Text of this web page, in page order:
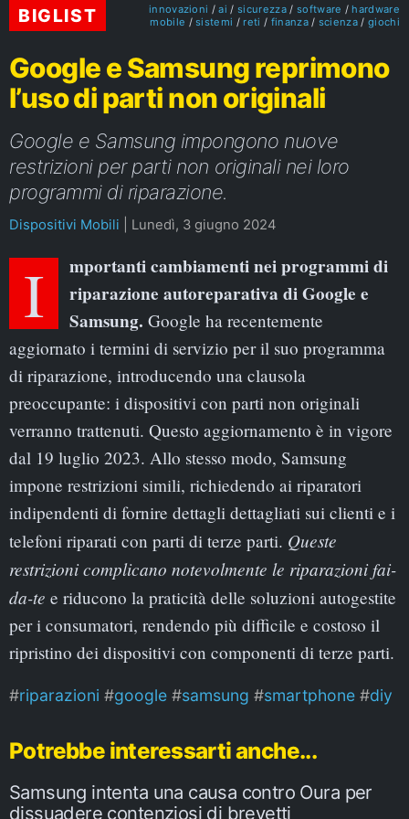
BIGLIST innovazioni ai sicurezza software
hardware
mobile
sistemi reti finanza scienza giochi
Google e Samsung reprimono
l’uso di parti non originali
Google e Samsung impongono nuove
restrizioni per parti non originali nei loro
programmi di riparazione.
Dispositivi Mobili Lunedì, 3 giugno 2024
Importanti cambiamenti nei programmi di
riparazione autoreparativa di Google e
Samsung. Google ha recentemente
aggiornato i termini di servizio per il suo programma
di riparazione, introducendo una clausola
preoccupante: i dispositivi con parti non originali
verranno trattenuti. Questo aggiornamento è in vigore
dal 19 luglio 2023. Allo stesso modo, Samsung
impone restrizioni simili, richiedendo ai riparatori
indipendenti di fornire dettagli dettagliati sui clienti e i
telefoni riparati con parti di terze parti. Queste
restrizioni complicano notevolmente le riparazioni fai-
da-te e riducono la praticità delle soluzioni autogestite
per i consumatori, rendendo più difficile e costoso il
ripristino dei dispositivi con componenti di terze parti.
riparazioni google samsung smartphone diy
Potrebbe interessarti anche...
Samsung intenta una causa contro Oura per
dissuadere contenziosi di brevetti